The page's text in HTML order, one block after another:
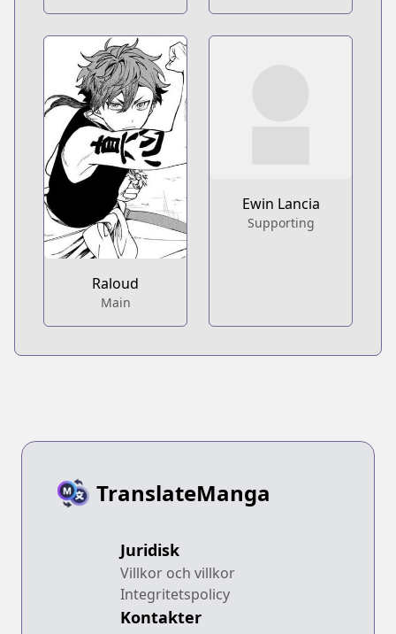
Raloud
Main
Ewin Lancia
Supporting
TranslateManga
Juridisk
Villkor och villkor
Integritetspolicy
Kontakter